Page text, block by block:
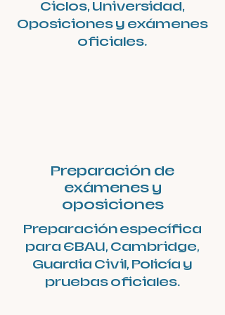
Ciclos, Universidad,
Oposiciones y exámenes
oficiales.
Preparación de
exámenes y
oposiciones
Preparación específica
para EBAU, Cambridge,
Guardia Civil, Policía y
pruebas oficiales.